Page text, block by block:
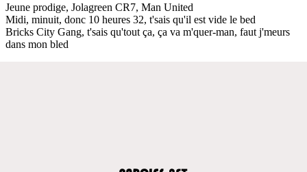
Jeune prodige, Jolagreen CR7, Man United
Midi, minuit, donc 10 heures 32, t'sais qu'il est vide le bed
Bricks City Gang, t'sais qu'tout ça, ça va m'quer-man, faut j'meurs
dans mon bled